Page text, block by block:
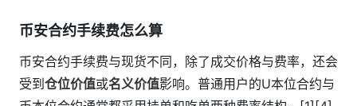
币安合约手续费怎么算
币安合约手续费与现货不同，除了成交价格与费率，还会
受到 仓位价值或名义价值影响。普通用户的U本位合约与